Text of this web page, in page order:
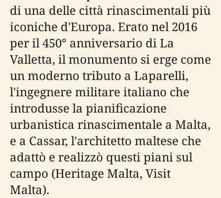
di una delle città rinascimentali più
iconiche d'Europa. Erato nel 2016
per il 450° anniversario di La
Valletta, il monumento si erge come
un moderno tributo a Laparelli,
l'ingegnere militare italiano che
introdusse la pianificazione
urbanistica rinascimentale a Malta,
e a Cassar, l'architetto maltese che
adattò e realizzò questi piani sul
campo (Heritage Malta, Visit
Malta).